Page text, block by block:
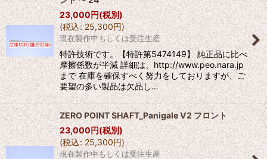
23,000円(税別)
(税込: 25,300円)
現在製作中もしくは受注生産
特許技術です。【特許第5474149】 純正品に比べ
摩擦係数が半減 詳細は、http://www.peo.nara.jp
まで 在庫を確保すべく努力をしておりますが、ご
要望の多い製品は欠品し…
ZERO POINT SHAFT_Panigale V2 フロント
23,000円(税別)
(税込: 25,300円)
現在製作中もしくは受注生産